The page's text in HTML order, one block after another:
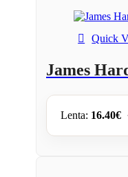
Quick
James
Lenta: 16.40€